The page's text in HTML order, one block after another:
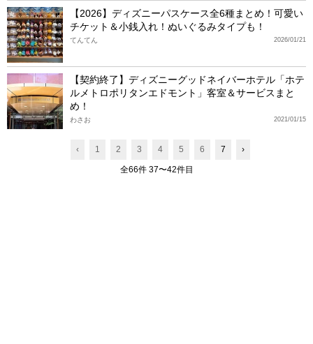
【2026】ディズニーパスケース全6種まとめ！可愛い
チケット＆小銭入れ！ぬいぐるみタイプも！
2026/01/21
てんてん
【契約終了】ディズニーグッドネイバーホテル「ホテ
ルメトロポリタンエドモント」客室＆サービスまと
め！
2021/01/15
わさお
‹ 1 2 3 4 5 6 7 ›
全66件 37〜42件目